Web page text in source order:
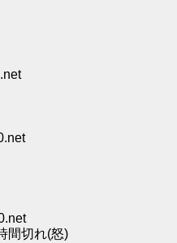
間切れ(怒)